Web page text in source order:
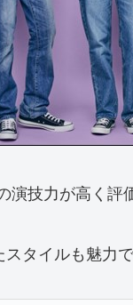
技力が高く評
タイルも魅力で